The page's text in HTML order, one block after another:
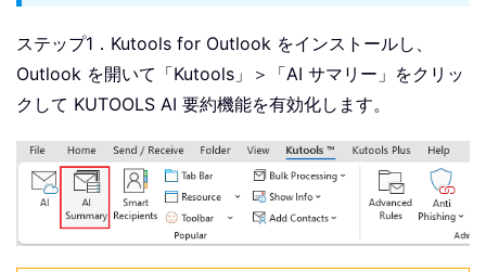
ステップ1．Kutools for Outlook をインストールし、
Outlook を開いて「Kutools」＞「AI サマリー」をクリッ
クして KUTOOLS AI 要約機能を有効化します。